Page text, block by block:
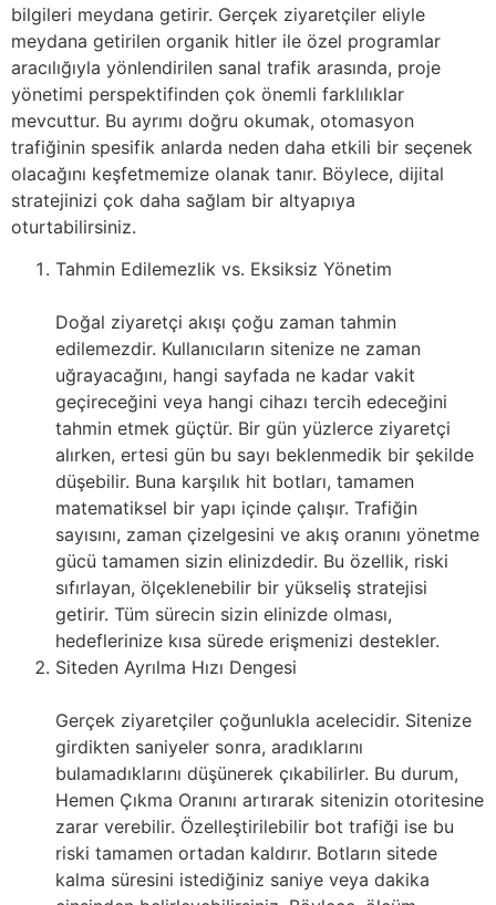
bilgileri meydana getirir. Gerçek ziyaretçiler eliyle
meydana getirilen organik hitler ile özel programlar
aracılığıyla yönlendirilen sanal trafik arasında, proje
yönetimi perspektifinden çok önemli farklılıklar
mevcuttur. Bu ayrımı doğru okumak, otomasyon
trafiğinin spesifik anlarda neden daha etkili bir seçenek
olacağını keşfetmemize olanak tanır. Böylece, dijital
stratejinizi çok daha sağlam bir altyapıya
oturtabilirsiniz.
Tahmin Edilemezlik vs. Eksiksiz Yönetim
Doğal ziyaretçi akışı çoğu zaman tahmin
edilemezdir. Kullanıcıların sitenize ne zaman
uğrayacağını, hangi sayfada ne kadar vakit
geçireceğini veya hangi cihazı tercih edeceğini
tahmin etmek güçtür. Bir gün yüzlerce ziyaretçi
alırken, ertesi gün bu sayı beklenmedik bir şekilde
düşebilir. Buna karşılık hit botları, tamamen
matematiksel bir yapı içinde çalışır. Trafiğin
sayısını, zaman çizelgesini ve akış oranını yönetme
gücü tamamen sizin elinizdedir. Bu özellik, riski
sıfırlayan, ölçeklenebilir bir yükseliş stratejisi
getirir. Tüm sürecin sizin elinizde olması,
hedeflerinize kısa sürede erişmenizi destekler.
Siteden Ayrılma Hızı Dengesi
Gerçek ziyaretçiler çoğunlukla acelecidir. Sitenize
girdikten saniyeler sonra, aradıklarını
bulamadıklarını düşünerek çıkabilirler. Bu durum,
Hemen Çıkma Oranını artırarak sitenizin otoritesine
zarar verebilir. Özelleştirilebilir bot trafiği ise bu
riski tamamen ortadan kaldırır. Botların sitede
kalma süresini istediğiniz saniye veya dakika